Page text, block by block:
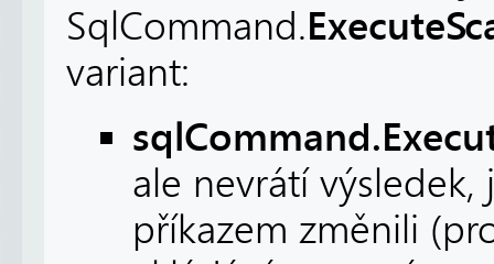
SqlCommand.
variant:
ale nevrátí
příkazem změnili